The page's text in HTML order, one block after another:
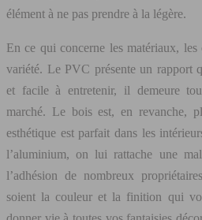
élément à ne pas prendre à la légère.
En ce qui concerne les matériaux, les
variété. Le PVC présente un rapport
et facile à entretenir, il demeure
marché. Le bois est, en revanche,
esthétique est parfait dans les
l’aluminium, on lui rattache une
l’adhésion de nombreux
soient la couleur et la finition qui